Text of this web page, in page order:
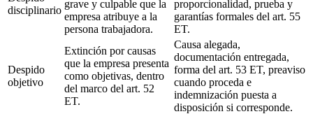
disciplinario
grave y culpable que la
empresa atribuye a la
persona trabajadora.
proporcionalidad, prueba y
garantías formales del art. 55
ET.
Despido
objetivo
Extinción por causas
que la empresa presenta
como objetivas, dentro
del marco del art. 52
ET.
Causa alegada,
documentación entregada,
forma del art. 53 ET, preaviso
cuando proceda e
indemnización puesta a
disposición si corresponde.